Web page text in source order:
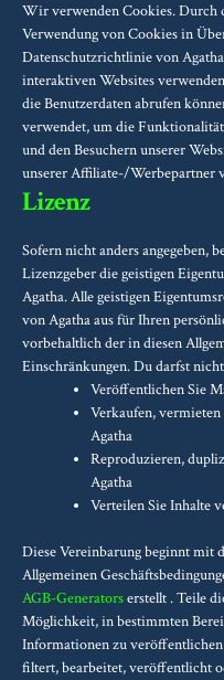
Wir verwenden Cookies. Durch
Verwendung von Cookies in
Datenschutzrichtlinie von
interaktiven Websites
die Benutzerdaten abrufen
verwendet, um die
und den Besuchern unserer
unserer Affiliate-/Werbepartner
Lizenz
Sofern nicht anders angegeben,
Lizenzgeber die geistigen
Agatha. Alle geistigen
von Agatha aus für Ihren
vorbehaltlich der in diesen
Einschränkungen. Du darfst
Veröffentlichen Sie
Verkaufen,
Agatha
Reproduzieren,
Agatha
Verteilen Sie Inhalte
Diese Vereinbarung beginnt mit
Allgemeinen
AGB-Generatorserstellt . Teile
Möglichkeit, in bestimmten
Informationen zu veröffentlichen
filtert, bearbeitet, veröffentlicht